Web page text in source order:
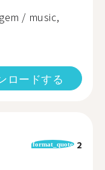
/ music,
ロードする
format_quote 2